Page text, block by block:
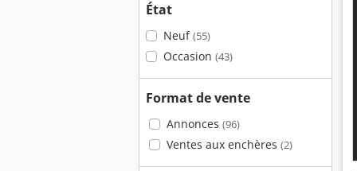
État
Neuf(55)
Occasion (43)
Format de vente
Annonces (96)
Ventes aux enchères (2)